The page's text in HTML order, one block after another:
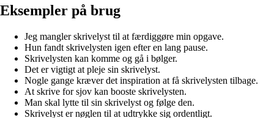
Eksempler på brug
Jeg mangler skrivelyst til at færdiggøre min opgave.
Hun fandt skrivelysten igen efter en lang pause.
Skrivelysten kan komme og gå i bølger.
Det er vigtigt at pleje sin skrivelyst.
Nogle gange kræver det inspiration at få skrivelysten tilbage.
At skrive for sjov kan booste skrivelysten.
Man skal lytte til sin skrivelyst og følge den.
Skrivelyst er nøglen til at udtrykke sig ordentligt.